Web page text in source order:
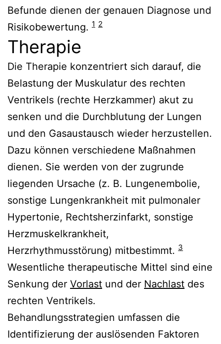
Befunde dienen der genauen Diagnose und
Risikobewertung. 1 2
Therapie
Die Therapie konzentriert sich darauf, die
Belastung der Muskulatur des rechten
Ventrikels (rechte Herzkammer) akut zu
senken und die Durchblutung der Lungen
und den Gasaustausch wieder herzustellen.
Dazu können verschiedene Maßnahmen
dienen. Sie werden von der zugrunde
liegenden Ursache (z. B. Lungenembolie,
sonstige Lungenkrankheit mit pulmonaler
Hypertonie, Rechtsherzinfarkt, sonstige
Herzmuskelkrankheit,
Herzrhythmusstörung) mitbestimmt. 3
Wesentliche therapeutische Mittel sind eine
Senkung der Vorlast und der Nachlast des
rechten Ventrikels.
Behandlungsstrategien umfassen die
Identifizierung der auslösenden Faktoren